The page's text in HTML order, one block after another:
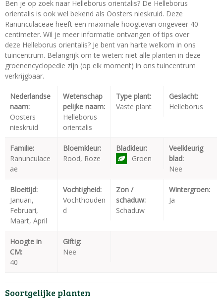
Ben je op zoek naar Helleborus orientalis? De Helleborus
orientalis is ook wel bekend als Oosters nieskruid. Deze
Ranunculaceae heeft een maximale hoogtevan ongeveer 40
centimeter. Wil je meer informatie ontvangen of tips over
deze Helleborus orientalis? Je bent van harte welkom in ons
tuincentrum. Belangrijk om te weten: niet alle planten in deze
groenencyclopedie zijn (op elk moment) in ons tuincentrum
verkrijgbaar.
Nederlandse
naam:
Oosters
nieskruid
Wetenschap
pelijke naam:
Helleborus
orientalis
Type plant:
Vaste plant
Geslacht:
Helleborus
Familie:
Ranunculace
ae
Bloemkleur:
Rood, Roze
Bladkleur:
Groen
Veelkleurig
blad:
Nee
Bloeitijd:
Januari,
Februari,
Maart, April
Vochtigheid:
Vochthouden
d
Zon /
schaduw:
Schaduw
Wintergroen:
Ja
Hoogte in
CM:
40
Giftig:
Nee
Soortgelijke planten